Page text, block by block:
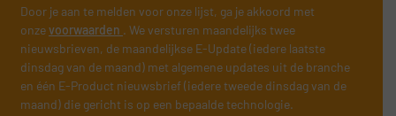
Door je aan te melden voor onze lijst, ga je akkoord met
onzevoorwaarden . We versturen maandelijks twee
nieuwsbrieven, de maandelijkse E-Update (iedere laatste
dinsdag van de maand) met algemene updates uit de branche
en één E-Product nieuwsbrief (iedere tweede dinsdag van de
maand) die gericht is op een bepaalde technologie.